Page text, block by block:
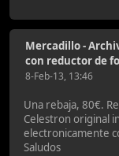
Mercadillo -
con reductor de
8-Feb-13, 13:46
Una rebaja, 80€.
Celestron original
electronicamente
Saludos